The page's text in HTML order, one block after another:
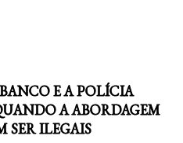
E A POLÍCIA
A ABORDAGEM
SER ILEGAIS